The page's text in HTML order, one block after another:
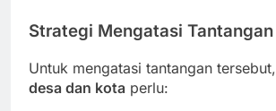
Strategi Mengatasi Tantangan
Untuk mengatasi tantangan tersebut,
desa dan kota perlu: